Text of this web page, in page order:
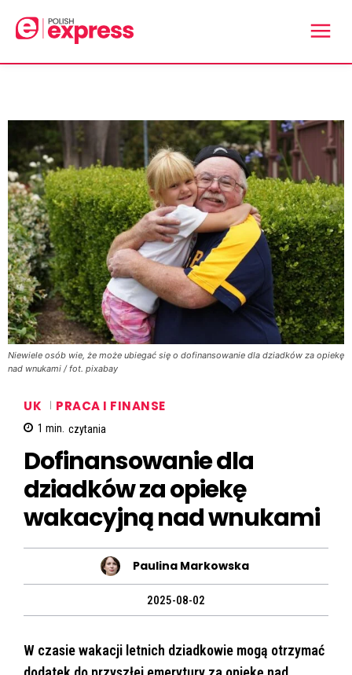
Niewiele osób wie, że może ubiegać się o dofinansowanie dla dziadków za opiekę
nad wnukami / fot. pixabay
UK PRACA I FINANSE
1 min. czytania
Dofinansowanie dla
dziadków za opiekę
wakacyjną nad wnukami
Paulina Markowska
2025-08-02
W czasie wakacji letnich dziadkowie mogą otrzymać